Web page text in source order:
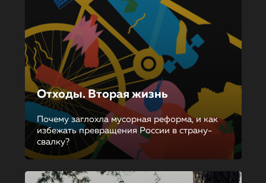
Отходы. Вторая жизнь
Почему заглохла мусорная реформа, и как
избежать превращения России в страну-
свалку?